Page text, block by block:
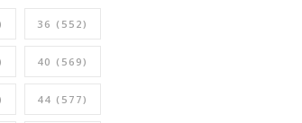
36 (552)
40 (569)
44 (577)